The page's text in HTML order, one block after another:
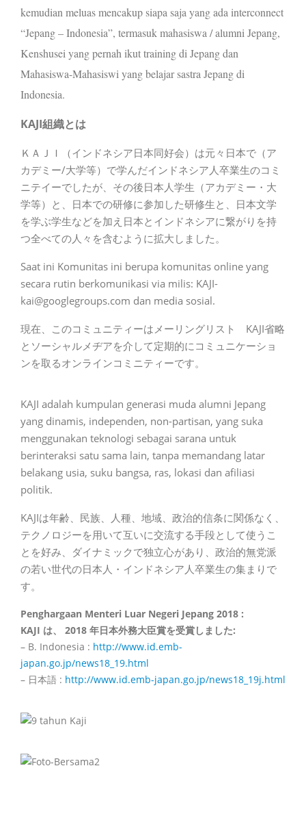
kemudian meluas mencakup siapa saja yang ada interconnect
“Jepang – Indonesia”, termasuk mahasiswa / alumni Jepang,
Kenshusei yang pernah ikut training di Jepang dan
Mahasiswa-Mahasiswi yang belajar sastra Jepang di
Indonesia.
KAJI組織とは
ＫＡＪＩ（インドネシア日本同好会）は元々日本で（ア
カデミー/大学等）で学んだインドネシア人卒業生のコミ
ニテイーでしたが、その後日本人学生（アカデミー・大
学等）と、日本での研修に参加した研修生と、日本文学
を学ぶ学生などを加え日本とインドネシアに繋がりを持
つ全べての人々を含むように拡大しました。
Saat ini Komunitas ini berupa komunitas online yang
secara rutin berkomunikasi via milis: KAJI-
kai@googlegroups.com dan media sosial.
現在、このコミュニティーはメーリングリスト KAJI省略
とソーシャルメヂアを介して定期的にコミュニケーショ
ンを取るオンラインコミニティーです。
KAJI adalah kumpulan generasi muda alumni Jepang
yang dinamis, independen, non-partisan, yang suka
menggunakan teknologi sebagai sarana untuk
berinteraksi satu sama lain, tanpa memandang latar
belakang usia, suku bangsa, ras, lokasi dan afiliasi
politik.
KAJIは年齢、民族、人種、地域、政治的信条に関係なく、
テクノロジーを用いて互いに交流する手段として使うこ
とを好み、ダイナミックで独立心があり、 政治的無党派
の若い世代の日本人・インドネシア人卒業生の集まりで
す。
Penghargaan Menteri Luar Negeri Jepang 2018 :
KAJI は、 2018 年日本外務大臣賞を受賞しました:
– B. Indonesia : http://www.id.emb-
japan.go.jp/news18_19.html
– 日本語 : http://www.id.emb-japan.go.jp/news18_19j.html